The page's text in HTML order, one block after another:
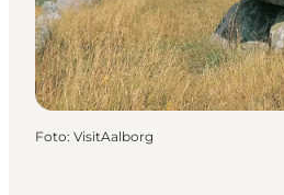
Foto: VisitAalborg